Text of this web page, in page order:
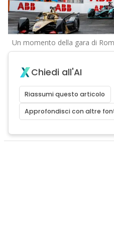
Un momento della gara di
Chiedi all'AI
Riassumi questo articolo
Approfondisci con altre